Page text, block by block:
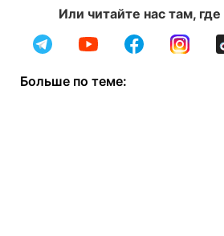
Или читайте нас там,
Больше по теме: